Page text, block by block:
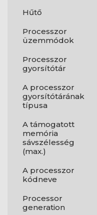
Hűtő
Processzor
üzemmódok
Processzor
gyorsítótár
A processzor
gyorsítótárának
típusa
A támogatott
memória
sávszélesség
(max.)
A processzor
kódneve
Processor
generation